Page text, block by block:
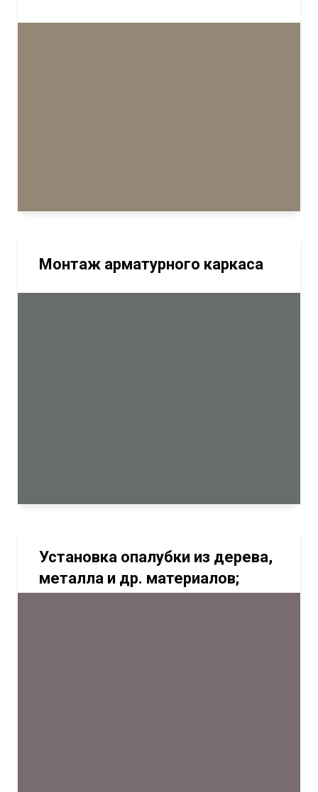
Монтаж арматурного каркаса
Установка опалубки из дерева,
металла и др. материалов;